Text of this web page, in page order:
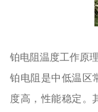
铂电阻温度工作原理
铂电阻是中低温区
度高，性能稳定。